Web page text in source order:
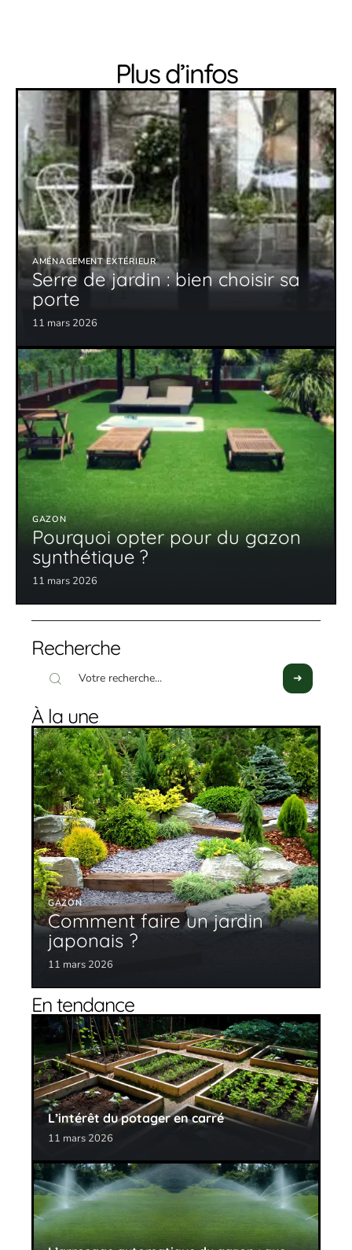
Plus d’infos
AMÉNAGEMENT EXTÉRIEUR
Serre de jardin : bien choisir sa
porte
11 mars 2026
GAZON
Pourquoi opter pour du gazon
synthétique ?
11 mars 2026
Recherche
À la une
GAZON
Comment faire un jardin
japonais ?
11 mars 2026
En tendance
L’intérêt du potager en carré
11 mars 2026